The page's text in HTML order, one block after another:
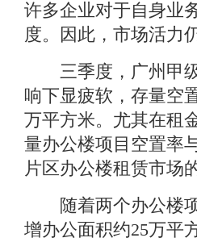
许多企业对于自身业
度。因此，市场活力
三季度，广州甲级
响下显疲软，存量空
万平方米。尤其在租
量办公楼项目空置率
片区办公楼租赁市场
随着两个办公楼项
增办公面积约25万平